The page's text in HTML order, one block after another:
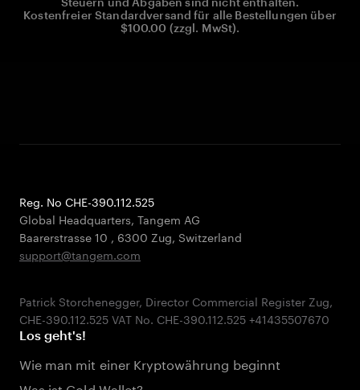
Kostenfreier Standardversand für alle Bestellungen über
$100.00 (zzgl. MwSt).
Reg. No CHE-390.112.525
Global Headquarters, Tangem AG
Baarerstrasse 10 , 6300 Zug, Switzerland
support@tangem.com
Patrick Storchenegger, Director Commercial Register Zug,
Los geht's!
Wie man mit einer Kryptowährung beginnt